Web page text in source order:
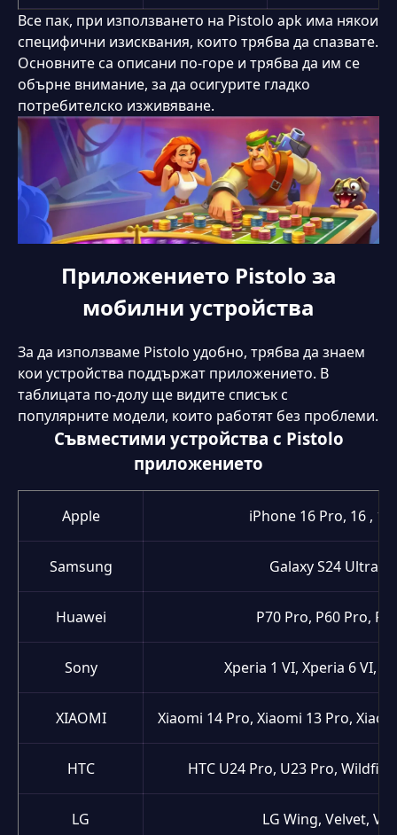
Все пак, при използването на Pistolo apk има някои
специфични изисквания, които трябва да спазвате.
Основните са описани по-горе и трябва да им се
обърне внимание, за да осигурите гладко
потребителско изживяване.
Приложението Pistolo за
мобилни устройства
За да използваме Pistolo удобно, трябва да знаем
кои устройства поддържат приложението. В
таблицата по-долу ще видите списък с
популярните модели, които работят без проблеми.
Съвместими устройства с Pistolo
приложението
Apple iPhone 16 Pro, 16 ,
Samsung Galaxy S24 Ultra,
Huawei P70 Pro, P60 Pro,
Sony Xperia 1 VI, Xperia 6 VI,
XIAOMI Xiaomi 14 Pro, Xiaomi 13 Pro,
HTC HTC U24 Pro, U23 Pro,
LG LG Wing, Velvet,